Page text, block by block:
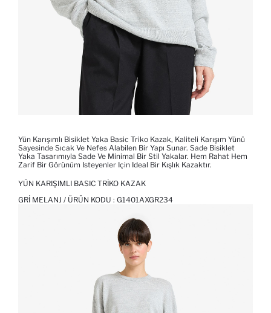
Yün Karışımlı Bisiklet Yaka Basic Triko Kazak, Kaliteli Karışım Yünü
Sayesinde Sıcak Ve Nefes Alabilen Bir Yapı Sunar. Sade Bisiklet
Yaka Tasarımıyla Sade Ve Minimal Bir Stil Yakalar. Hem Rahat Hem
Zarif Bir Görünüm Isteyenler Için Ideal Bir Kışlık Kazaktır.
YÜN KARIŞIMLI BASIC TRIKO KAZAK
GRI MELANJ / ÜRÜN KODU : G1401AXGR234